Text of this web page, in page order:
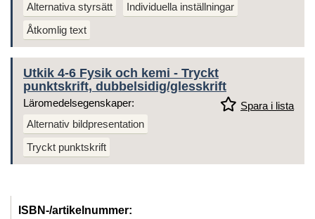
Alternativa styrsätt
Individuella inställningar
Åtkomlig text
Utkik 4-6 Fysik och kemi - Tryckt
punktskrift, dubbelsidig/glesskrift
Spara i lista
Läromedelsegenskaper:
Alternativ bildpresentation
Tryckt punktskrift
ISBN-/artikelnummer: